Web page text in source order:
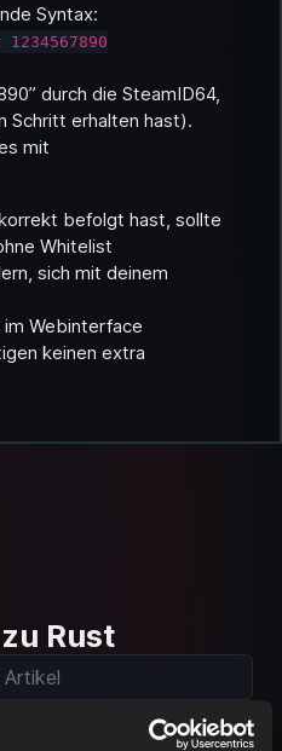
Syntax:
durch die SteamID64,
Schritt erhalten hast).
mit
befolgt hast, sollte
Whitelist
sich mit deinem
Webinterface
keinen extra
Rust